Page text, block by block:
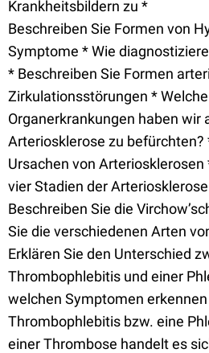
Krankheitsbildern zu *
Beschreiben Sie Formen von
Symptome * Wie
* Beschreiben Sie Formen
Zirkulationsstörungen *
Organerkrankungen haben wir
Arteriosklerose zu befürchten?
Ursachen von Arteriosklerosen
vier Stadien der
Beschreiben Sie die
Sie die verschiedenen Arten
Erklären Sie den Unterschied
Thrombophlebitis und einer
welchen Symptomen erkennen
Thrombophlebitis bzw. eine
einer Thrombose handelt es